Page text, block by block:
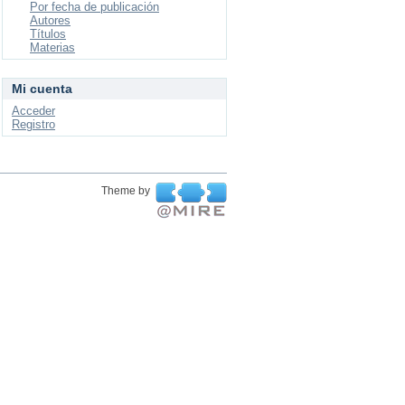
Por fecha de publicación
Autores
Títulos
Materias
Mi cuenta
Acceder
Registro
Theme by